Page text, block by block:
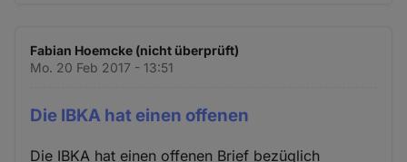
Fabian Hoemcke (nicht überprüft)
Mo. 20 Feb 2017 - 13:51
Die IBKA hat einen offenen
Die IBKA hat einen offenen Brief bezüglich